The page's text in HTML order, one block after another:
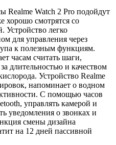
Realme Watch 2 Pro подойдут
смотрятся со
Устройство легко
для управления через
к полезным функциям.
часам считать шаги,
длительностью и качеством
Устройство Realme
напоминает о водном
С помощью часов
управлять камерой и
уведомления о звонках и
смены дизайна
на 12 дней пассивной